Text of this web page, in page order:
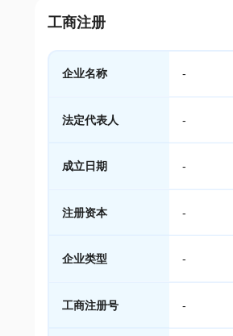
工商注册
企业名称 -
法定代表人 -
成立日期 -
注册资本 -
企业类型 -
工商注册号 -